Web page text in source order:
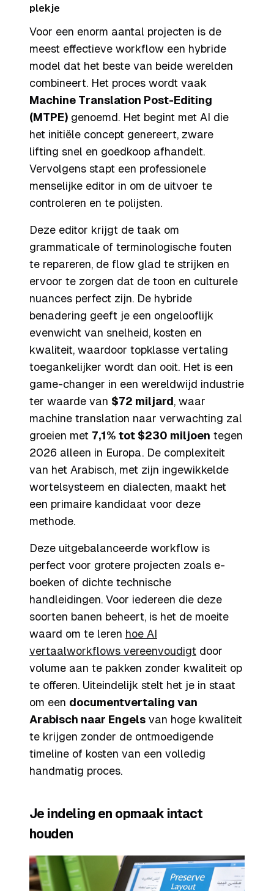
plekje
Voor een enorm aantal projecten is de
meest effectieve workflow een hybride
model dat het beste van beide werelden
combineert. Het proces wordt vaak
Machine Translation Post-Editing
(MTPE) genoemd. Het begint met AI die
het initiële concept genereert, zware
lifting snel en goedkoop afhandelt.
Vervolgens stapt een professionele
menselijke editor in om de uitvoer te
controleren en te polijsten.
Deze editor krijgt de taak om
grammaticale of terminologische fouten
te repareren, de flow glad te strijken en
ervoor te zorgen dat de toon en culturele
nuances perfect zijn. De hybride
benadering geeft je een ongelooflijk
evenwicht van snelheid, kosten en
kwaliteit, waardoor topklasse vertaling
toegankelijker wordt dan ooit. Het is een
game-changer in een wereldwijd industrie
ter waarde van $72 miljard, waar
machine translation naar verwachting zal
groeien met 7,1% tot $230 miljoen tegen
2026 alleen in Europa. De complexiteit
van het Arabisch, met zijn ingewikkelde
wortelsysteem en dialecten, maakt het
een primaire kandidaat voor deze
methode.
Deze uitgebalanceerde workflow is
perfect voor grotere projecten zoals e-
boeken of dichte technische
handleidingen. Voor iedereen die deze
soorten banen beheert, is het de moeite
waard om te leren hoe AI
vertaalworkflows vereenvoudigt door
volume aan te pakken zonder kwaliteit op
te offeren. Uiteindelijk stelt het je in staat
om een documentvertaling van
Arabisch naar Engels van hoge kwaliteit
te krijgen zonder de ontmoedigende
timeline of kosten van een volledig
handmatig proces.
Je indeling en opmaak intact
houden